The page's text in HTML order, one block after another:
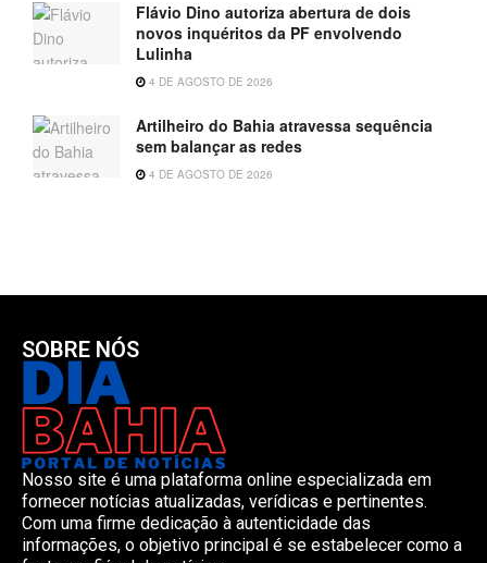
Flávio Dino autoriza abertura de dois
novos inquéritos da PF envolvendo
Lulinha
4 DE AGOSTO DE 2026
Artilheiro do Bahia atravessa sequência
sem balançar as redes
4 DE AGOSTO DE 2026
SOBRE NÓS
Nosso site é uma plataforma online especializada em
fornecer notícias atualizadas, verídicas e pertinentes.
Com uma firme dedicação à autenticidade das
informações, o objetivo principal é se estabelecer como a